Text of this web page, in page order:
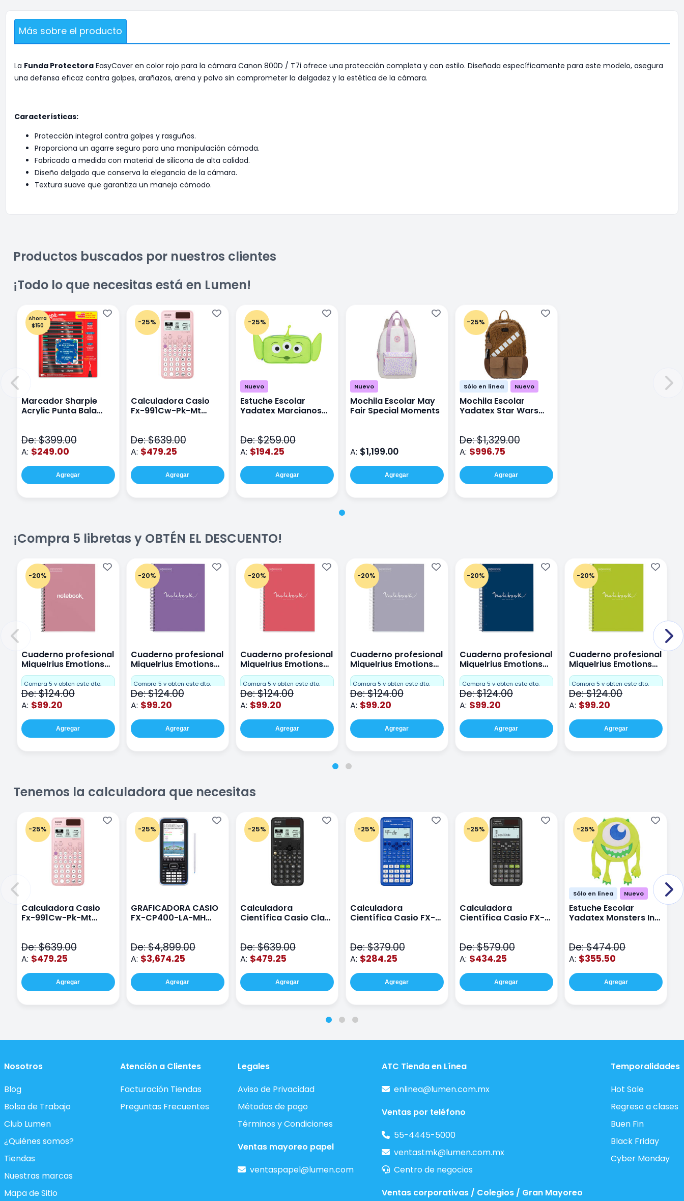
Más sobre el producto
La Funda Protectora EasyCover en color rojo para la cámara Canon 800D / T7i ofrece una protección completa y con estilo. Diseñada específicamente para este modelo, asegura
una defensa eficaz contra golpes, arañazos, arena y polvo sin comprometer la delgadez y la estética de la cámara.
Características:
Protección integral contra golpes y rasguños.
Proporciona un agarre seguro para una manipulación cómoda.
Fabricada a medida con material de silicona de alta calidad.
Diseño delgado que conserva la elegancia de la cámara.
Textura suave que garantiza un manejo cómodo.
Productos buscados por nuestros clientes
¡Todo lo que necesitas está en Lumen!
Ahorra
$150
Marcador Sharpie
Acrylic Punta Bala
De: $399.00
A: $249.00
Agregar
-25%
Calculadora Casio
Fx-991Cw-Pk-Mt
De: $639.00
A: $479.25
Agregar
-25%
Nuevo
Estuche Escolar
Yadatex Marcianos
De: $259.00
A: $194.25
Agregar
Nuevo
Mochila Escolar May
Fair Special Moments
A: $1,199.00
Agregar
-25%
Sólo en línea Nuevo
Mochila Escolar
Yadatex Star Wars
De: $1,329.00
A: $996.75
Agregar
¡Compra 5 libretas y OBTÉN EL DESCUENTO!
-20%
Cuaderno profesional
Miquelrius Emotions
Cuadro Chico 80
hojas Rosa
Compra 5 y obten este dto.
De: $124.00
A: $99.20
Agregar
-20%
Cuaderno profesional
Miquelrius Emotions
raya 80 hojas Purpura
Compra 5 y obten este dto.
De: $124.00
A: $99.20
Agregar
-20%
Cuaderno profesional
Miquelrius Emotions
raya 80 hojas Coral
Compra 5 y obten este dto.
De: $124.00
A: $99.20
Agregar
-20%
Cuaderno profesional
Miquelrius Emotions
raya 80 hojas Gris
Compra 5 y obten este dto.
De: $124.00
A: $99.20
Agregar
-20%
Cuaderno profesional
Miquelrius Emotions
Dots 80 hojas
Compra 5 y obten este dto.
De: $124.00
A: $99.20
Agregar
-20%
Cuaderno profesional
Miquelrius Emotions
Dots 80 hojas Lima
Compra 5 y obten este dto.
De: $124.00
A: $99.20
Agregar
Tenemos la calculadora que necesitas
-25%
Calculadora Casio
Fx-991Cw-Pk-Mt
De: $639.00
A: $479.25
Agregar
-25%
GRAFICADORA CASIO
FX-CP400-LA-MH
De: $4,899.00
A: $3,674.25
Agregar
-25%
Calculadora
Científica Casio Class
De: $639.00
A: $479.25
Agregar
-25%
Calculadora
Científica Casio FX-
De: $379.00
A: $284.25
Agregar
-25%
Calculadora
Científica Casio FX-
De: $579.00
A: $434.25
Agregar
-25%
Sólo en línea Nuevo
Estuche Escolar
Yadatex Monsters Inc
De: $474.00
A: $355.50
Agregar
Nosotros
Blog
Bolsa de Trabajo
Club Lumen
¿Quiénes somos?
Tiendas
Nuestras marcas
Mapa de Sitio
Atención a Clientes
Facturación Tiendas
Preguntas Frecuentes
Legales
Aviso de Privacidad
Métodos de pago
Términos y Condiciones
Ventas mayoreo papel
ventaspapel@lumen.com
ATC Tienda en Línea
enlinea@lumen.com.mx
Ventas por teléfono
55-4445-5000
ventastmk@lumen.com.mx
Centro de negocios
Ventas corporativas / Colegios / Gran Mayoreo
Temporalidades
Hot Sale
Regreso a clases
Buen Fin
Black Friday
Cyber Monday